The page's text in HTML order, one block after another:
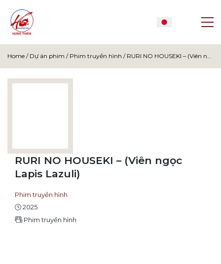
Home / Dự án phim / Phim truyền hình / RURI NO HOUSEKI – (Viên ngọc Lapis Lazuli)
RURI NO HOUSEKI – (Viên ngọc
Lapis Lazuli)
Phim truyền hình
2025
Phim truyền hình